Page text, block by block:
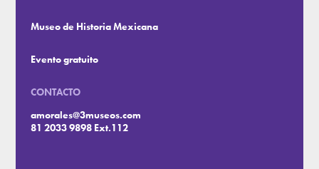
Museo de Historia Mexicana
Evento gratuito
CONTACTO
amorales@3museos.com
81 2033 9898 Ext.112